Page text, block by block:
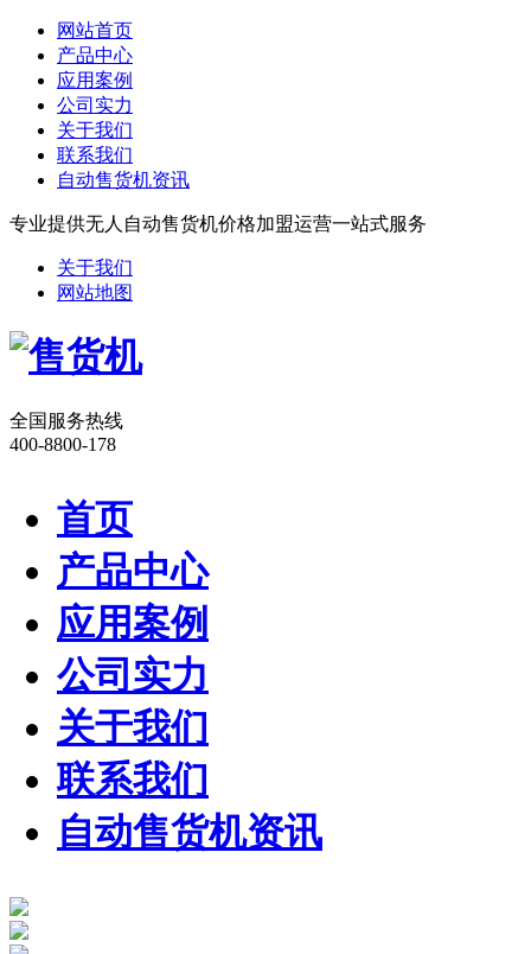
网站首页
产品中心
应用案例
公司实力
关于我们
联系我们
自动售货机资讯
专业提供无人自动售货机价格加盟运营一站式服务
关于我们
网站地图
全国服务热线
400-8800-178
首页
产品中心
应用案例
公司实力
关于我们
联系我们
自动售货机资讯